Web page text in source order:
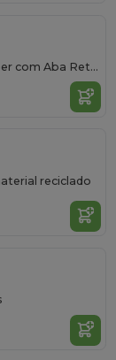
Boné Snapback Estilo Rapper com Aba Reta Beechfield
reciclado